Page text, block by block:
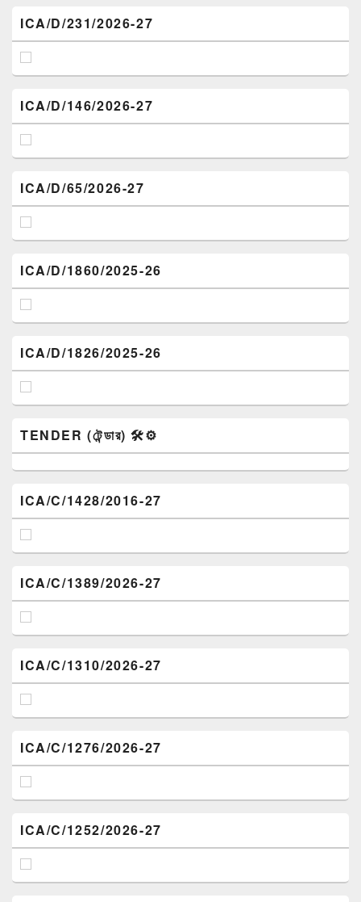
ICA/D/231/2026-27
ICA/D/146/2026-27
ICA/D/65/2026-27
ICA/D/1860/2025-26
ICA/D/1826/2025-26
TENDER (টেন্ডার) 🛠️⚙️
ICA/C/1428/2016-27
ICA/C/1389/2026-27
ICA/C/1310/2026-27
ICA/C/1276/2026-27
ICA/C/1252/2026-27